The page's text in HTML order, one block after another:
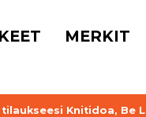
MERKIT
Knitidoa, Be